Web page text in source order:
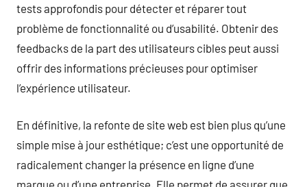
tests approfondis pour détecter et réparer tout
problème de fonctionnalité ou d’usabilité. Obtenir des
feedbacks de la part des utilisateurs cibles peut aussi
offrir des informations précieuses pour optimiser
l’expérience utilisateur.
En définitive, la refonte de site web est bien plus qu’une
simple mise à jour esthétique; c’est une opportunité de
radicalement changer la présence en ligne d’une
marque ou d’une entreprise. Elle permet de assurer que